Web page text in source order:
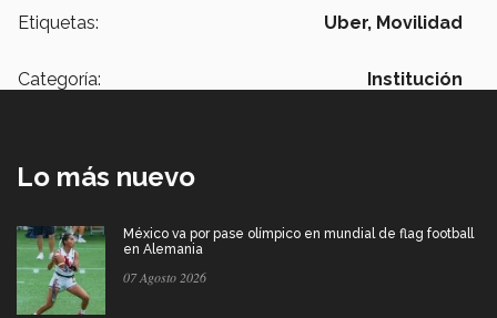
Etiquetas: Uber, Movilidad
Categoría: Institución
Lo más nuevo
México va por pase olímpico en mundial de flag football
en Alemania
07 Agosto 2026